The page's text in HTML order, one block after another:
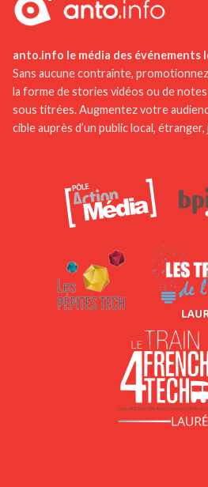
anto.info le média des événements
Sans aucune contrainte,
la forme de stories vidéos ou de
sous titrées. Augmentez votre
cible auprès d’un public local,